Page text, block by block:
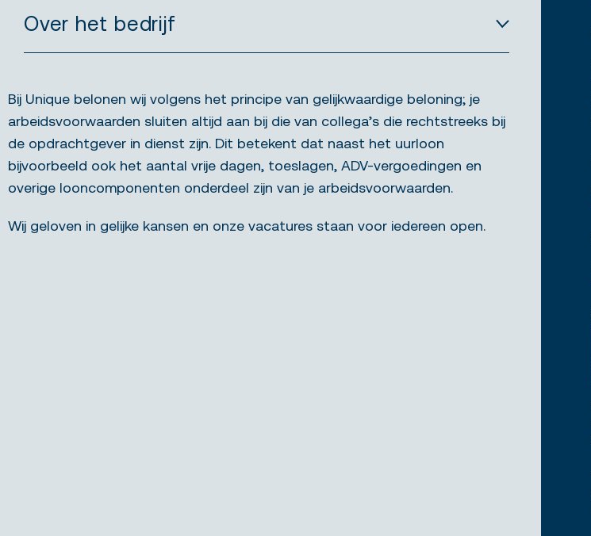
Over het bedrijf
Bij Unique belonen wij volgens het principe van gelijkwaardige beloning; je
arbeidsvoorwaarden sluiten altijd aan bij die van collega’s die rechtstreeks bij
de opdrachtgever in dienst zijn. Dit betekent dat naast het uurloon
bijvoorbeeld ook het aantal vrije dagen, toeslagen, ADV-vergoedingen en
overige looncomponenten onderdeel zijn van je arbeidsvoorwaarden.
Wij geloven in gelijke kansen en onze vacatures staan voor iedereen open.